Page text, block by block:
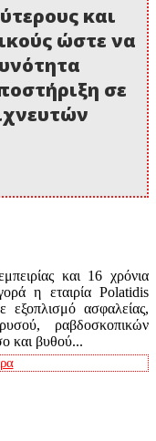
και
ώστε να
σε
και 16 χρόνια
η εταιρία Polatidis
εξοπλισμό ασφαλείας,
ραβδοσκοπικών
και βυθού...